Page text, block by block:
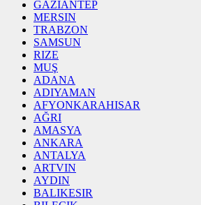
GAZIANTEP
MERSIN
TRABZON
SAMSUN
RIZE
MUŞ
ADANA
ADIYAMAN
AFYONKARAHISAR
AĞRI
AMASYA
ANKARA
ANTALYA
ARTVIN
AYDIN
BALIKESIR